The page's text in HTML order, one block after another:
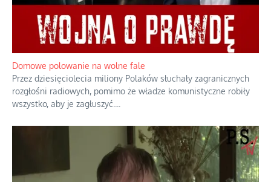
Domowe polowanie na wolne fale
Przez dziesięciolecia miliony Polaków słuchały zagranicznych
rozgłośni radiowych, pomimo że władze komunistyczne robiły
wszystko, aby je zagłuszyć.